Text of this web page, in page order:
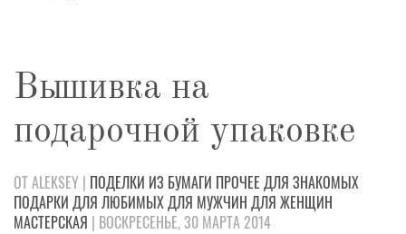
Вышивка на
подарочной упаковке
ОТ ALEKSEY | ПОДЕЛКИ ИЗ БУМАГИ ПРОЧЕЕ ДЛЯ ЗНАКОМЫХ
ПОДАРКИ ДЛЯ ЛЮБИМЫХДЛЯ МУЖЧИН ДЛЯ ЖЕНЩИН
МАСТЕРСКАЯ | ВОСКРЕСЕНЬЕ, 30 МАРТА 2014